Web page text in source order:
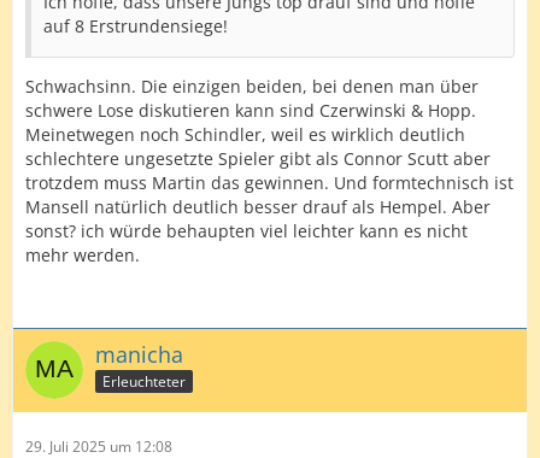
auf 8 Erstrundensiege!
Schwachsinn. Die einzigen beiden, bei denen man über
schwere Lose diskutieren kann sind Czerwinski & Hopp.
Meinetwegen noch Schindler, weil es wirklich deutlich
schlechtere ungesetzte Spieler gibt als Connor Scutt aber
trotzdem muss Martin das gewinnen. Und formtechnisch ist
Mansell natürlich deutlich besser drauf als Hempel. Aber
sonst? ich würde behaupten viel leichter kann es nicht
mehr werden.
manicha
Erleuchteter
29. Juli 2025 um 12:08